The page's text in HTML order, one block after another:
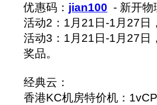
优惠码： jian100 - 新开物
活动2：1月21日-1月27日
活动3：1月21日-1月27日
奖品。
经典云：
香港KC机房特价机：